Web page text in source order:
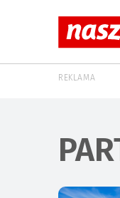
REKLAMA